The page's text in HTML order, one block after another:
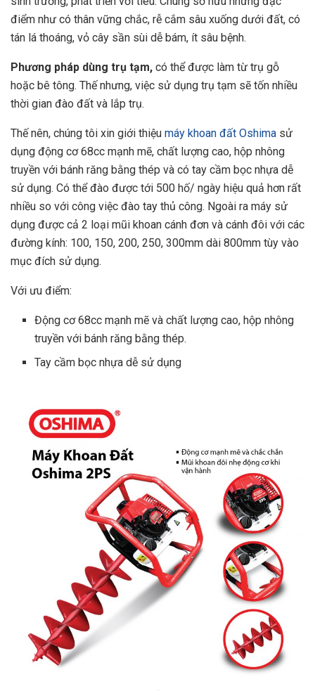
điểm như có thân vững chắc, rễ cắm sâu xuống dưới đất, có
tán lá thoáng, vỏ cây sần sùi dễ bám, ít sâu bệnh.
Phương pháp dùng trụ tạm, có thể được làm từ trụ gỗ
hoặc bê tông. Thế nhưng, việc sử dụng trụ tạm sẽ tốn nhiều
thời gian đào đất và lắp trụ.
Thế nên, chúng tôi xin giới thiệu máy khoan đất Oshima sử
dụng động cơ 68cc mạnh mẽ, chất lượng cao, hộp nhông
truyền với bánh răng bằng thép và có tay cầm bọc nhựa dễ
sử dụng. Có thể đào được tới 500 hố/ ngày hiệu quả hơn rất
nhiều so với công việc đào tay thủ công. Ngoài ra máy sử
dụng được cả 2 loại mũi khoan cánh đơn và cánh đôi với các
đường kính: 100, 150, 200, 250, 300mm dài 800mm tùy vào
mục đích sử dụng.
Với ưu điểm:
Động cơ 68cc mạnh mẽ và chất lượng cao, hộp nhông
truyền với bánh răng bằng thép.
Tay cầm bọc nhựa dễ sử dụng